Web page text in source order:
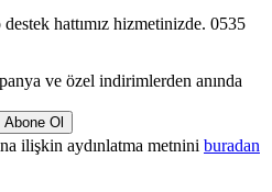
hattımız hizmetinizde. 0535
ve özel indirimlerden anında
Abone Ol
ilişkin aydınlatma metnini buradan